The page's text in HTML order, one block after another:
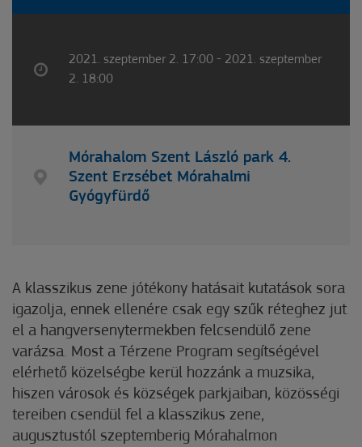
2021. szeptember 2. 17:00 - 2021. szeptember
2. 18:00
Mórahalom Szent László park 4.
Szent Erzsébet Mórahalmi
Gyógyfürdő
A klasszikus zene jótékony hatásait kutatások sora
igazolja, ennek ellenére csak egy szűk réteghez jut
el a hangversenytermekben felcsendülő zene
varázsa. Most a Térzene Program segítségével
elérhető közelségbe kerül hozzánk a muzsika,
hiszen városok és községek parkjaiban, közösségi
tereiben csendül fel a klasszikus zene,
augusztustól szeptemberig Mórahalmon